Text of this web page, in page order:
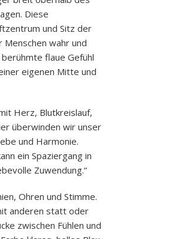
Diese
und Sitz der
Menschen wahr und
flaue Gefühl
eigenen Mitte und
Herz, Blutkreislauf,
überwinden wir unser
und Harmonie.
ein Spaziergang in
Zuwendung.“
Ohren und Stimme.
anderen statt oder
zwischen Fühlen und